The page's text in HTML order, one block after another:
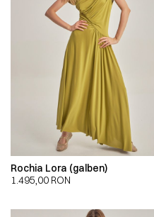
Rochia Lora (galben)
1.495,00 RON